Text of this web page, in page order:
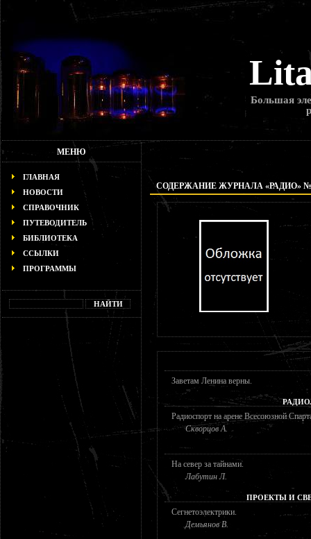
Большая
МЕНЮ
ГЛАВНАЯ
НОВОСТИ
СПРАВОЧНИК
ПУТЕВОДИТЕЛЬ
БИБЛИОТЕКА
ССЫЛКИ
ПРОГРАММЫ
СОДЕРЖАНИЕ ЖУРНАЛА «РАДИО» №
Заветам Ленина верны.
Радиоспорт на арене Всесоюзной
Скворцов А.
На север за тайнами.
Лабутин Л.
ПРОЕКТЫ И
Сегнетоэлектрики.
Демьянов В.